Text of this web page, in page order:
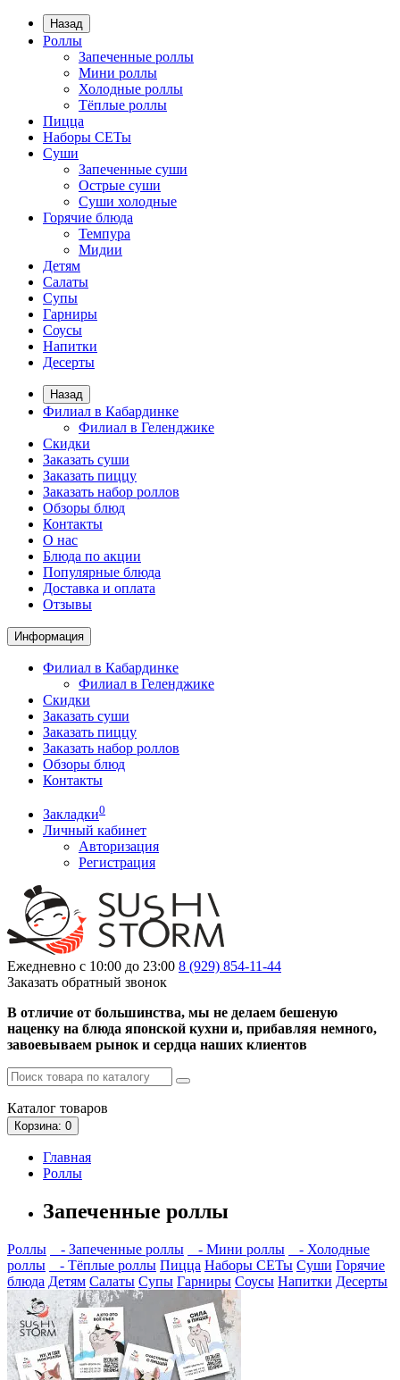
Назад
Роллы
Запеченные роллы
Мини роллы
Холодные роллы
Тёплые роллы
Пицца
Наборы СЕТы
Суши
Запеченные суши
Острые суши
Суши холодные
Горячие блюда
Темпура
Мидии
Детям
Салаты
Супы
Гарниры
Соусы
Напитки
Десерты
Назад
Филиал в Кабардинке
Филиал в Геленджике
Скидки
Заказать суши
Заказать пиццу
Заказать набор роллов
Обзоры блюд
Контакты
О нас
Блюда по акции
Популярные блюда
Доставка и оплата
Отзывы
Информация
Филиал в Кабардинке
Филиал в Геленджике
Скидки
Заказать суши
Заказать пиццу
Заказать набор роллов
Обзоры блюд
Контакты
Закладки0
Личный кабинет
Авторизация
Регистрация
Ежедневно с 10:00 до 23:00 8 (929) 854-11-44
Заказать обратный звонок
В отличие от большинства, мы не делаем бешеную
наценку на блюда японской кухни и, прибавляя немного,
завоевываем рынок и сердца наших клиентов
Каталог товаров
Корзина: 0
Главная
Роллы
Запеченные роллы
Роллы - Запеченные роллы - Мини роллы
- Холодные
роллы
- Тёплые роллы Пицца Наборы СЕТы Суши Горячие
блюда Детям Салаты Супы Гарниры Соусы Напитки Десерты